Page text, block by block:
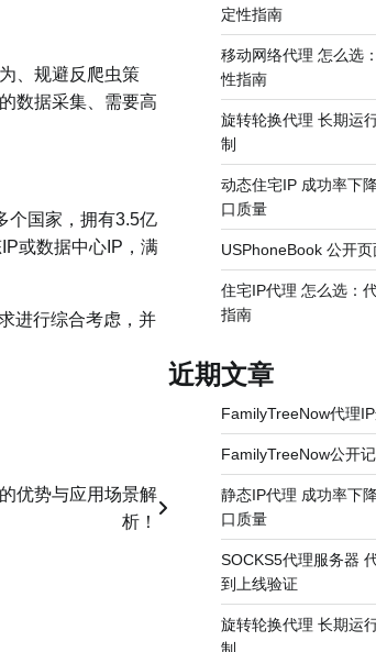
、规避反爬虫策
数据采集、需要高
国家，拥有3.5亿
或数据中心IP，满
进行综合考虑，并
优势与应用场景解
析！
定性指南
移动网络代理 怎么选
性指南
旋转轮换代理 长期运
制
动态住宅IP 成功率下
口质量
USPhoneBook 公开
住宅IP代理 怎么选：
指南
近期文章
FamilyTreeNow代理
FamilyTreeNow公开
静态IP代理 成功率下
口质量
SOCKS5代理服务器
到上线验证
旋转轮换代理 长期运